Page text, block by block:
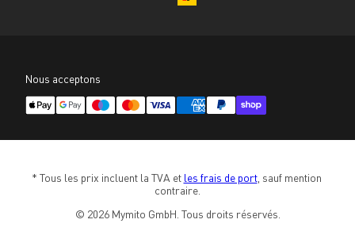
Nous acceptons
* Tous les prix incluent la TVA et les frais de port, sauf mention
contraire.
© 2026 Mymito GmbH. Tous droits réservés.